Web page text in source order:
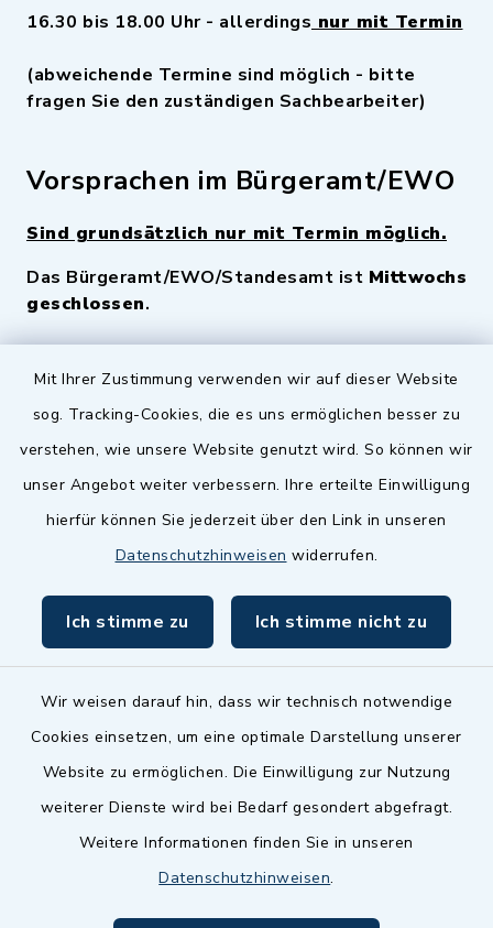
Mit Ihrer Zustimmung verwenden wir auf dieser Website
sog. Tracking-Cookies, die es uns ermöglichen besser zu
verstehen, wie unsere Website genutzt wird. So können wir
unser Angebot weiter verbessern. Ihre erteilte Einwilligung
hierfür können Sie jederzeit über den Link in unseren
Datenschutzhinweisen widerrufen.
Ich stimme zu Ich stimme nicht zu
Wir weisen darauf hin, dass wir technisch notwendige
Cookies einsetzen, um eine optimale Darstellung unserer
Website zu ermöglichen. Die Einwilligung zur Nutzung
weiterer Dienste wird bei Bedarf gesondert abgefragt.
Weitere Informationen finden Sie in unseren
Datenschutzhinweisen.
16.30 bis 18.00 Uhr - allerdings nur mit Termin
(abweichende Termine sind möglich - bitte
fragen Sie den zuständigen Sachbearbeiter)
Vorsprachen im Bürgeramt/EWO
Sind grundsätzlich nur mit Termin möglich.
Das Bürgeramt/EWO/Standesamt ist Mittwochs
geschlossen.
Quicklinks
Zenngrund Allianz
Dillenberggruppe
inixmedia GmbH
Barrierefreiheit